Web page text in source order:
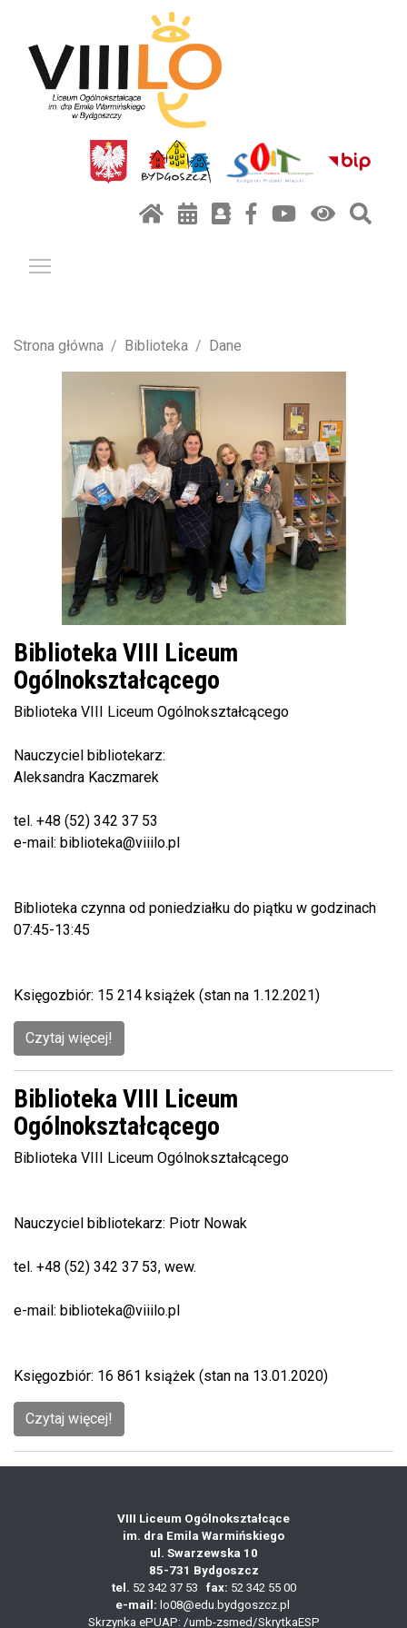
Strona główna Biblioteka Dane
Biblioteka VIII Liceum
Ogólnokształcącego
Biblioteka VIII Liceum Ogólnokształcącego
Nauczyciel bibliotekarz:
Aleksandra Kaczmarek
tel. +48 (52) 342 37 53
e-mail: biblioteka@viiilo.pl
Biblioteka czynna od poniedziałku do piątku w godzinach
07:45-13:45
Księgozbiór: 15 214 książek (stan na 1.12.2021)
Czytaj więcej!
Biblioteka VIII Liceum
Ogólnokształcącego
Biblioteka VIII Liceum Ogólnokształcącego
Nauczyciel bibliotekarz: Piotr Nowak
tel. +48 (52) 342 37 53, wew.
e-mail: biblioteka@viiilo.pl
Księgozbiór: 16 861 książek (stan na 13.01.2020)
Czytaj więcej!
VIII Liceum Ogólnokształcące
im. dra Emila Warmińskiego
ul. Swarzewska 10
85-731 Bydgoszcz
tel. 52 342 37 53 fax: 52 342 55 00
e-mail: lo08@edu.bydgoszcz.pl
Skrzynka ePUAP: /umb-zsmed/SkrytkaESP